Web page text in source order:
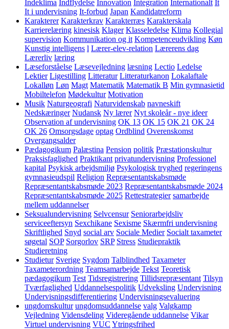
Indeklima Indflydelse Innovation Integration Internationalt It
It i undervisning It-forbud Japan Kandidatreform
Karakterer Karakterkrav Karakterræs Karakterskala
Karrierelæring kinesisk Klager Klasseledelse Klima Kollegial
supervision Kommunikation og it Kompetenceudvikling Køn
Kunstig intelligens l Lærer-elev-relation Lærerens dag
Lærerliv læring
Læseforståelse Læsevejledning læsning Lectio Ledelse
Lektier Ligestilling Litteratur Litteraturkanon Lokalaftale
Lokalløn Løn Magt Matematik Matematik B Min gymnasietid
Mobiltelefon Mødekultur Motivation
Musik Naturgeografi Naturvidenskab navneskift
Nedskæringer Nudansk Ny lærer Nyt skoleår - nye ideer
Observation af undervisning OK 13 OK 15 OK 21 OK 24
OK 26 Omsorgsdage optag Ordblind Overenskomst
Overgangsalder
Pædagogikum Palæstina Pension politik Præstationskultur
Praksisfaglighed Praktikant privatundervisning Professionel
kapital Psykisk arbejdsmiljø Psykologisk tryghed regeringens
gymnasieudspil Religion Repræsentantskabsmøde
Repræsentantskabsmøde 2023 Repræsentantskabsmøde 2024
Repræsentantskabsmøde 2025 Rettestrategier samarbejde
mellem uddannelser
Seksualundervisning Selvcensur Seniorarbejdsliv
serviceeftersyn Sexchikane Sexisme Skærmfri undervisning
Skriftlighed Snyd social arv Sociale Medier Socialt taxameter
søgetal SOP Sorgorlov SRP Stress Studiepraktik
Studieretning
Studietur Sverige Sygdom Talblindhed Taxameter
Taxameterordning Teamsamarbejde Tekst Teoretisk
pædagogikum Test Tidsregistrering Tillidsrepræsentant Tilsyn
Tværfaglighed Uddannelsespolitik Udveksling Undervisning
Undervisningsdifferentiering Undervisningsevaluering
ungdomskultur ungdomsuddannelse valg Valgkamp
Vejledning Vidensdeling Videregående uddannelse Vikar
Virtuel undervisning VUC Ytringsfrihed